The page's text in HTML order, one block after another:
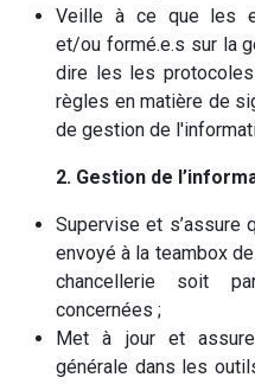
Veille à ce que les
et/ou formé.e.s sur la
dire les les
règles en matière de
de gestion de
2. Gestion de
Supervise et s’assure
envoyé à la teambox
chancellerie soit
concernées ;
Met à jour et
générale dans les